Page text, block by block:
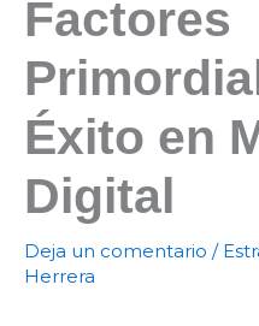
Factores
Éxito en
Digital
Deja un comentario /
Herrera